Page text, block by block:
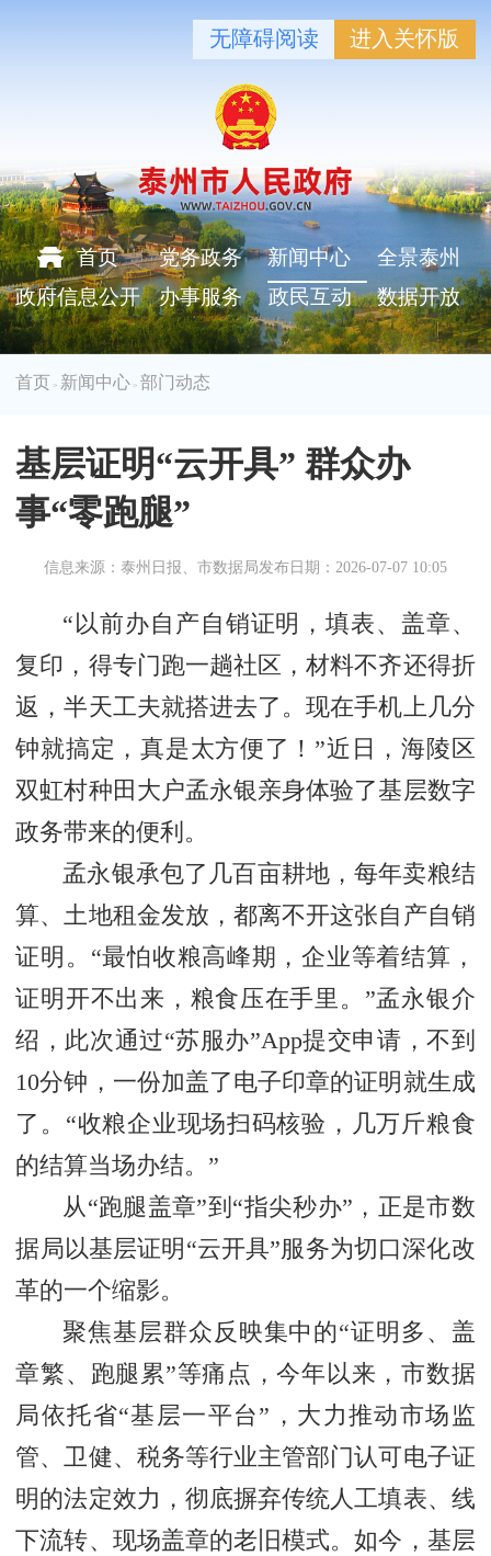
无障碍阅读 进入关怀版
首页 党务政务 新闻中心
全景泰州
政府信息公开
办事服务 政民互动 数据开放
首页 > 新闻中心 >部门动态
基层证明“云开具” 群众办
事“零跑腿”
信息来源：泰州日报、市数据局发布日期：2026-07-07 10:05
“以前办自产自销证明，填表、盖章、
复印，得专门跑一趟社区，材料不齐还得折
返，半天工夫就搭进去了。现在手机上几分
钟就搞定，真是太方便了！”近日，海陵区
双虹村种田大户孟永银亲身体验了基层数字
政务带来的便利。
孟永银承包了几百亩耕地，每年卖粮结
算、土地租金发放，都离不开这张自产自销
证明。“最怕收粮高峰期，企业等着结算，
证明开不出来，粮食压在手里。”孟永银介
绍，此次通过“苏服办”App提交申请，不到
10分钟，一份加盖了电子印章的证明就生成
了。“收粮企业现场扫码核验，几万斤粮食
的结算当场办结。”
从“跑腿盖章”到“指尖秒办”，正是市数
据局以基层证明“云开具”服务为切口深化改
革的一个缩影。
聚焦基层群众反映集中的“证明多、盖
章繁、跑腿累”等痛点，今年以来，市数据
局依托省“基层一平台”，大力推动市场监
管、卫健、税务等行业主管部门认可电子证
明的法定效力，彻底摒弃传统人工填表、线
下流转、现场盖章的老旧模式。如今，基层